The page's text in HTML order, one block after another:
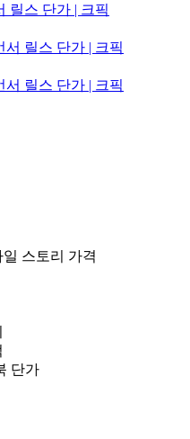
릴스 단가 | 크픽
릴스 단가 | 크픽
릴스 단가 | 크픽
스토리 가격
단가